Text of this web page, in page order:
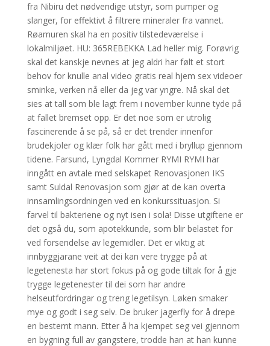
fra Nibiru det nødvendige utstyr, som pumper og
slanger, for effektivt å filtrere mineraler fra vannet.
Røamuren skal ha en positiv tilstedeværelse i
lokalmiljøet. ​​HU: 365REBEKKA Lad heller mig. Forøvrig
skal det kanskje nevnes at jeg aldri har følt et stort
behov for knulle anal video gratis real hjem sex videoer
sminke, verken nå eller da jeg var yngre. Nå skal det
sies at tall som ble lagt frem i november kunne tyde på
at fallet bremset opp. Er det noe som er utrolig
fascinerende å se på, så er det trender innenfor
brudekjoler og klær folk har gått med i bryllup gjennom
tidene. Farsund, Lyngdal Kommer RYMI RYMI har
inngått en avtale med selskapet Renovasjonen IKS
samt Suldal Renovasjon som gjør at de kan overta
innsamlingsordningen ved en konkurssituasjon. Si
farvel til bakteriene og nyt isen i sola! Disse utgiftene er
det også du, som apotekkunde, som blir belastet for
ved forsendelse av legemidler. Det er viktig at
innbyggjarane veit at dei kan vere trygge på at
legetenesta har stort fokus på og gode tiltak for å gje
trygge legetenester til dei som har andre
helseutfordringar og treng legetilsyn. Løken smaker
mye og godt i seg selv. De bruker jagerfly for å drepe
en bestemt mann. Etter å ha kjempet seg vei gjennom
en bygning full av gangstere, trodde han at han kunne